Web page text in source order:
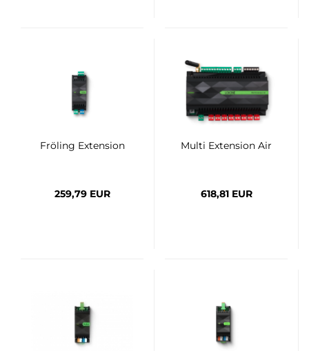
Fröling Extension
259,79 EUR
Multi Extension Air
618,81 EUR